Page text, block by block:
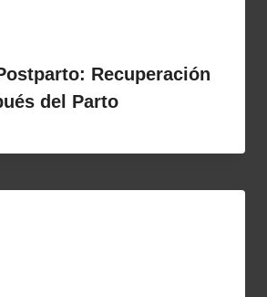
Recuperación
del Parto